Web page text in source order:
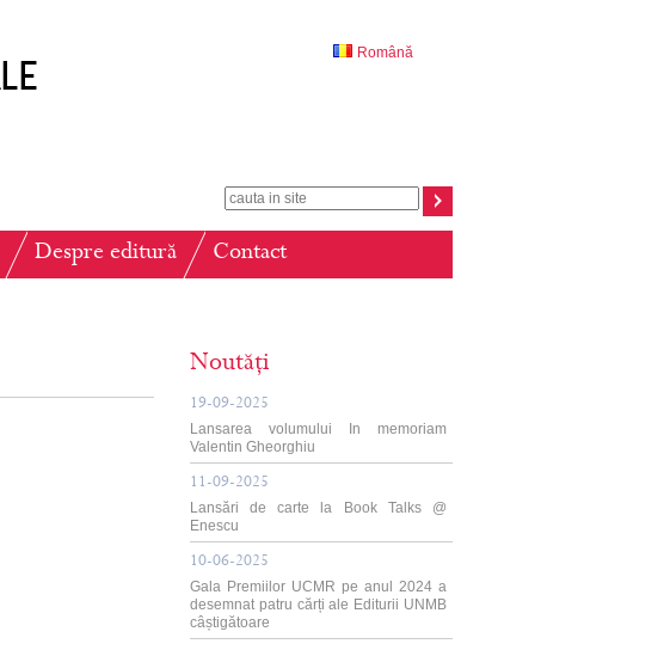
Română
Despre editură Contact
Noutăți
19-09-2025
Lansarea volumului In memoriam
Valentin Gheorghiu
11-09-2025
Lansări de carte la Book Talks @
Enescu
10-06-2025
Gala Premiilor UCMR pe anul 2024 a
desemnat patru cărți ale Editurii UNMB
câștigătoare